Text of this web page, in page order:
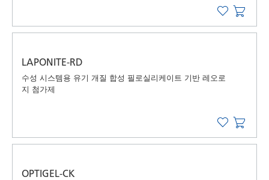
LAPONITE-RD
수성 시스템용 유기 개질 합성 필로실리케이트 기반 레오로
지 첨가제
OPTIGEL-CK